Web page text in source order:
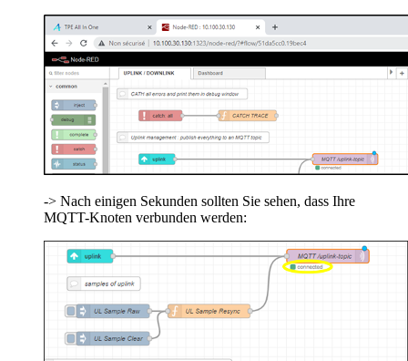
-> Nach einigen Sekunden sollten Sie sehen, dass Ihre
MQTT-Knoten verbunden werden: